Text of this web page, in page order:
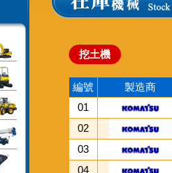
挖土機
編號
製造商
01
02
03
04